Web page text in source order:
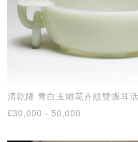
清乾隆 青白玉雕花卉紋雙蝶耳
£30,000 - 50,000